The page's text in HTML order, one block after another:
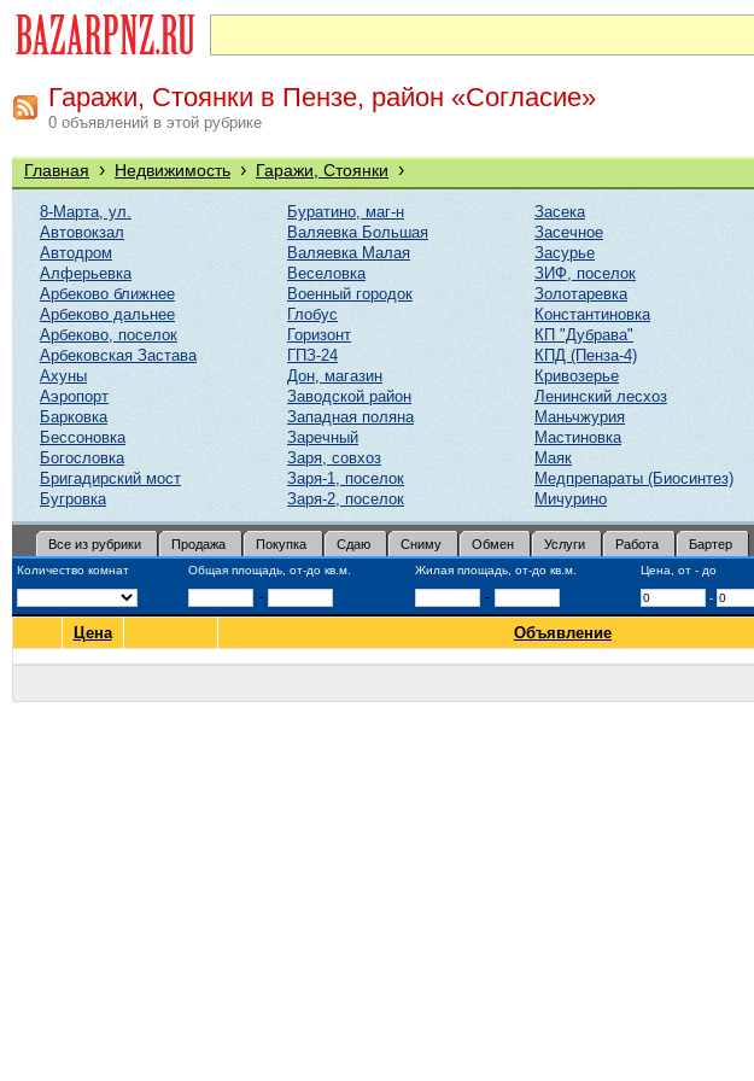
Гаражи, Стоянки в Пензе, район «Согласие»
0 объявлений в этой рубрике
Главная › Недвижимость › Гаражи, Стоянки ›
8-Марта, ул.
Автовокзал
Автодром
Алферьевка
Арбеково ближнее
Арбеково дальнее
Арбеково, поселок
Арбековская Застава
Ахуны
Аэропорт
Барковка
Бессоновка
Богословка
Бригадирский мост
Бугровка
Буратино, маг-н
Валяевка Большая
Валяевка Малая
Веселовка
Военный городок
Глобус
Горизонт
ГПЗ-24
Дон, магазин
Заводской район
Западная поляна
Заречный
Заря, совхоз
Заря-1, поселок
Заря-2, поселок
Засека
Засечное
Засурье
ЗИФ, поселок
Золотаревка
Константиновка
КП "Дубрава"
КПД (Пенза-4)
Кривозерье
Ленинский лесхоз
Маньчжурия
Мастиновка
Маяк
Медпрепараты (Биосинтез)
Мичурино
Все из рубрики Продажа Покупка Сдаю Сниму Обмен Услуги Работа Бартер
Количество комнат Общая площадь, от-до кв.м. Жилая площадь, от-до кв.м. Цена, от - до
- - -
Цена Объявление